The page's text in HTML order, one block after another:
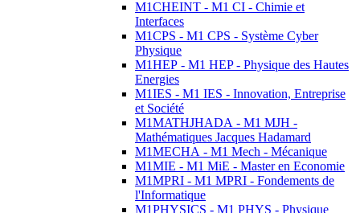
M1CHEINT - M1 CI - Chimie et
Interfaces
M1CPS - M1 CPS - Système Cyber
Physique
M1HEP - M1 HEP - Physique des Hautes
Energies
M1IES - M1 IES - Innovation, Entreprise
et Société
M1MATHJHADA - M1 MJH -
Mathématiques Jacques Hadamard
M1MECHA - M1 Mech - Mécanique
M1MIE - M1 MiE - Master en Economie
M1MPRI - M1 MPRI - Fondements de
l'Informatique
M1PHYSICS - M1 PHYS - Physique